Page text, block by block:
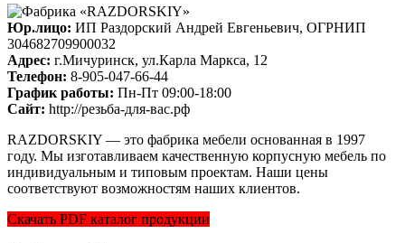
Юр.лицо: ИП Раздорский Андрей Евгеньевич, ОГРНИП
304682709900032
Адрес: г.Мичуринск, ул.Карла Маркса, 12
Телефон: 8-905-047-66-44
График работы: Пн-Пт 09:00-18:00
Cайт: http://резьба-для-вас.рф
RAZDORSKIY — это фабрика мебели основанная в 1997
году. Мы изготавливаем качественную корпусную мебель по
индивидуальным и типовым проектам. Наши цены
соответствуют возможностям наших клиентов.
Скачать PDF каталог продукции